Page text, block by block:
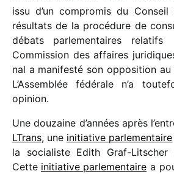
issu d’un compro­mis du
résul­tats de la procé­dure de
débats parle­men­taires
Commission des affaires
nal a mani­festé son oppo­si­tion au
L’Assemblée fédé­rale n’a
opinion.
Une douzaine d’an­nées après
LTrans, une initia­tive parle­men­taire
la socia­liste Edith Graf-Litscher
Cette initia­tive parle­men­taire a